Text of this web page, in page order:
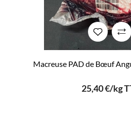
Macreuse PAD de Bœuf
25,40 €/kg